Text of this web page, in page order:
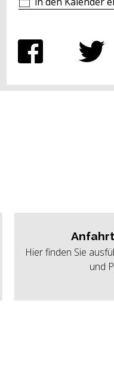
Hier finden Sie
und